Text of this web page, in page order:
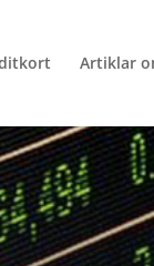
Artiklar